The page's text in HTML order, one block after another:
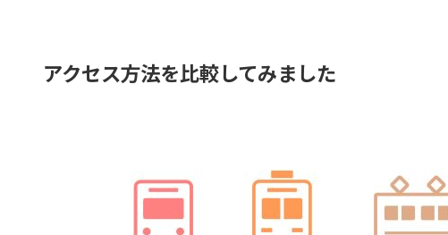
アクセス方法を比較してみました